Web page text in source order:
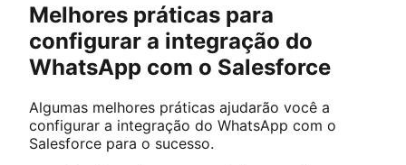
Melhores práticas para
configurar a integração do
WhatsApp com o Salesforce
Algumas melhores práticas ajudarão você a
configurar a integração do WhatsApp com o
Salesforce para o sucesso.